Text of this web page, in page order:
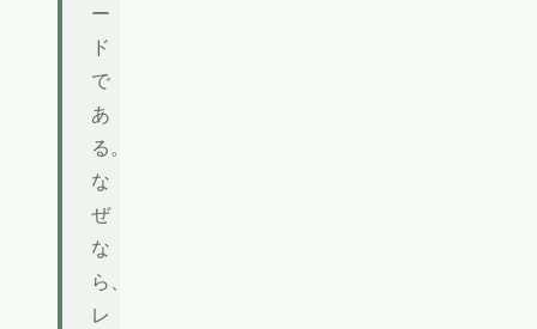
ー
ド
で
あ
る。
な
ぜ
な
ら、
レ